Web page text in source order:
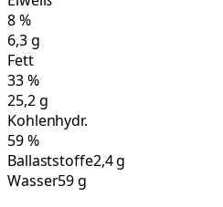
8%
6,3g
Fett
33%
25,2g
Kohlenhydr.
59%
Ballaststoffe2,4 g
Wasser59 g